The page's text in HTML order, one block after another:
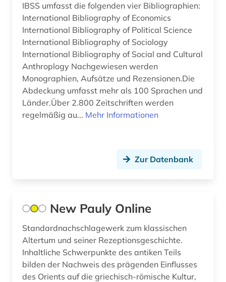
ausländisches recht (1)
ausrüstung (1)
ausschreibung (1)
ausstellung (2)
ausstellungskatalog (1)
automatische sprachproduktion (1)
automobiltechnik (1)
IBSS umfasst die folgenden vier Bibliographien:
International Bibliography of Economics
International Bibliography of Political Science
International Bibliography of Sociology
International Bibliography of Social and Cultural
Anthroplogy Nachgewiesen werden
Monographien, Aufsätze und Rezensionen.Die
Abdeckung umfasst mehr als 100 Sprachen und
Länder.Über 2.800 Zeitschriften werden
regelmäßig au... Mehr Informationen
Zur Datenbank
New Pauly Online
Standardnachschlagewerk zum klassischen
Altertum und seiner Rezeptionsgeschichte.
Inhaltliche Schwerpunkte des antiken Teils
bilden der Nachweis des prägenden Einflusses
des Orients auf die griechisch-römische Kultur,